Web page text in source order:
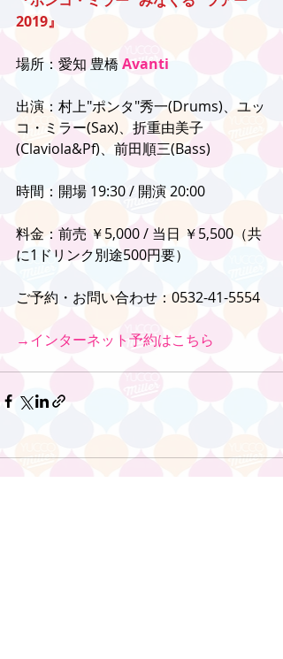
2019』
場所：愛知 豊橋 Avanti
出演：村上"ポンタ"秀一(Drums)、ユッ
コ・ミラー(Sax)、折重由美子
(Claviola&Pf)、前田順三(Bass)
時間：開場 19:30 / 開演 20:00
料金：前売 ￥5,000 / 当日 ￥5,500（共
に1ドリンク別途500円要）
ご予約・お問い合わせ：0532-41-5554
→インターネット予約はこちら